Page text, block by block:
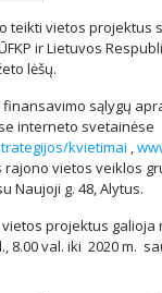
teikti vietos projektus
ir Lietuvos
lėšų.
sąlygų
interneto svetainėse
kvietimai ,
rajono vietos veiklos
Naujoji g. 48, Alytus.
projektus galioja
8.00 val. iki 2020 m.